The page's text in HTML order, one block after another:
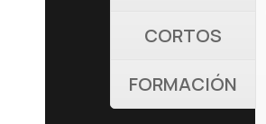
CORTOS
FORMACIÓN